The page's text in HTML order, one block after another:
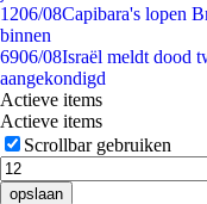
1206/08Capibara's lopen
binnen
6906/08Israël meldt dood
aangekondigd
Actieve items
Actieve items
Scrollbar gebruiken
opslaan